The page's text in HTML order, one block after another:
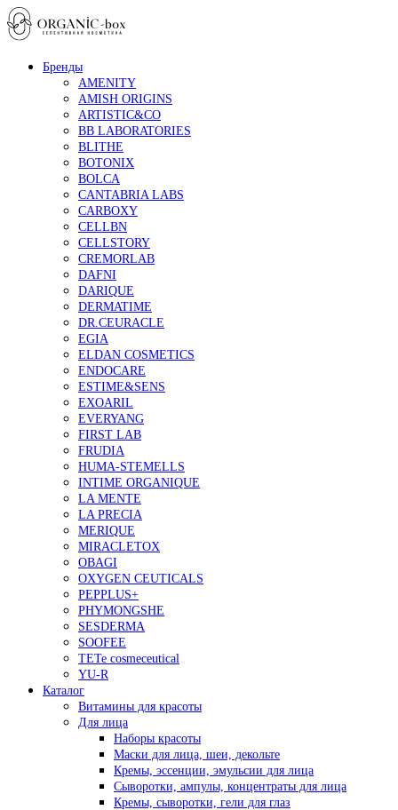
Бренды
AMENITY
AMISH ORIGINS
ARTISTIC&CO
BB LABORATORIES
BLITHE
BOTONIX
BOLCA
CANTABRIA LABS
CARBOXY
CELLBN
CELLSTORY
CREMORLAB
DAFNI
DARIQUE
DERMATIME
DR.CEURACLE
EGIA
ELDAN COSMETICS
ENDOCARE
ESTIME&SENS
EXOARIL
EVERYANG
FIRST LAB
FRUDIA
HUMA-STEMELLS
INTIME ORGANIQUE
LA MENTE
LA PRECIA
MERIQUE
MIRACLETOX
OBAGI
OXYGEN CEUTICALS
PEPPLUS+
PHYMONGSHE
SESDERMA
SOOFEE
TETe cosmeceutical
YU-R
Каталог
Витамины для красоты
Для лица
Наборы красоты
Маски для лица, шеи, декольте
Кремы, эссенции, эмульсии для лица
Сыворотки, ампулы, концентраты для лица
Кремы, сыворотки, гели для глаз